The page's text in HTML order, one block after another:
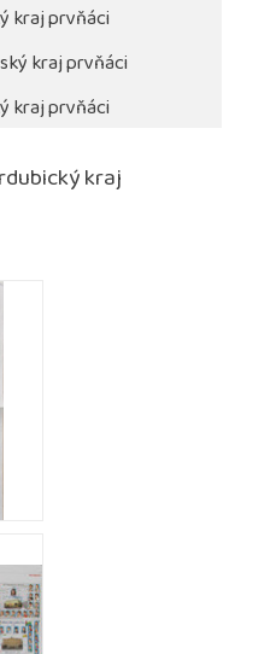
kraj prvňáci
kraj prvňáci
kraj prvňáci
kraj